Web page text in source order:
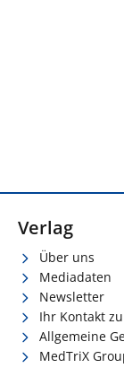
Verlag
Über uns
Mediadaten
Newsletter
Ihr Kontakt
Allgemeine
MedTriX